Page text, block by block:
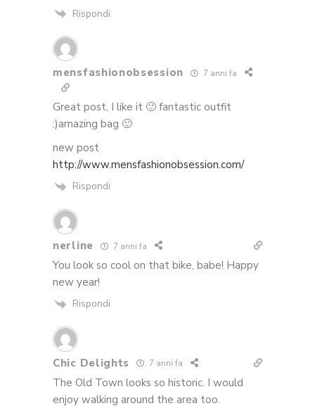
Rispondi
mensfashionobsession 7 anni fa
Great post, I like it 🙂 fantastic outfit
:)amazing bag 🙂
new post
http://www.mensfashionobsession.com/
Rispondi
nerline 7 anni fa
You look so cool on that bike, babe! Happy
new year!
Rispondi
Chic Delights 7 anni fa
The Old Town looks so historic. I would
enjoy walking around the area too.